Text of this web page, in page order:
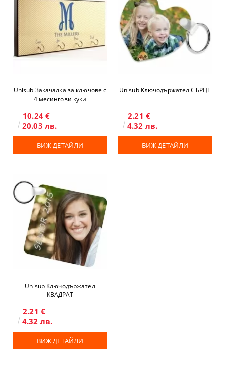
Unisub Закачалка за ключове с
4 месингови куки
10.24 €
20.03 лв.
ВИЖ ДЕТАЙЛИ
Unisub Ключодържател СЪРЦЕ
2.21 €
4.32 лв.
ВИЖ ДЕТАЙЛИ
Unisub Ключодържател
КВАДРАТ
2.21 €
4.32 лв.
ВИЖ ДЕТАЙЛИ